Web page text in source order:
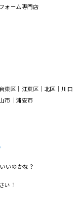
ォーム専門店
東区｜江東区｜北区｜川口
市｜浦安市
いのかな？
い！